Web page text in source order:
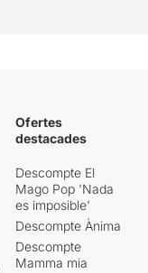
Ofertes
destacades
Descompte El
Mago Pop 'Nada
es imposible'
Descompte Ànima
Descompte
Mamma mia